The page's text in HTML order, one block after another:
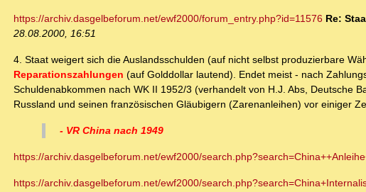
https://archiv.dasgelbeforum.net/ewf2000/forum_entry.php?id=11576 Re:
28.08.2000, 16:51
4. Staat weigert sich die Auslandsschulden (auf nicht selbst produzierbare
Reparationszahlungen (auf Golddollar lautend). Endet meist - nach
Schuldenabkommen nach WK II 1952/3 (verhandelt von H.J. Abs, Deutsche
Russland und seinen französischen Gläubigern (Zarenanleihen) vor einiger
- VR China nach 1949
https://archiv.dasgelbeforum.net/ewf2000/
https://archiv.dasgelbeforum.net/ewf2000/